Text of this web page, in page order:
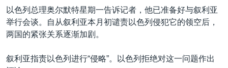
以色列总理奥尔默特星期一告诉记者，他已准备好与叙利亚
举行会谈。自从叙利亚本月初谴责以色列侵犯它的领空后，
两国的紧张关系逐渐加剧。
叙利亚指责以色列进行“侵略”。以色列拒绝对这一问题作出